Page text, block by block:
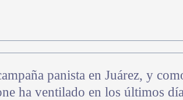
panista en Juárez, y
ha ventilado en los últimos